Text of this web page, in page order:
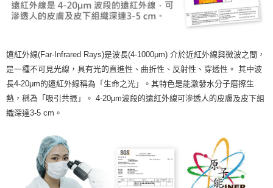
遠紅外線(Far-Infrared Rays)是波長(4-1000μm) 介於近紅外線與微波之間，
是一種不可見光線，具有光的直進性、曲折性、反射性、穿透性。 其中波
長4-20μm的遠紅外線稱為「生命之光」。其特色是能激發水分子磨擦生
熱，稱為「吸引共振」。 4-20μm波段的遠紅外線可滲透人的皮膚及皮下組
織深達3-5 cm。